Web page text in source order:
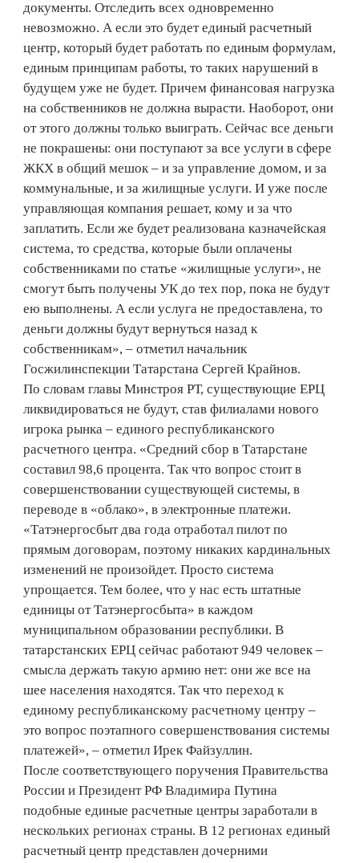
документы. Отследить всех одновременно
невозможно. А если это будет единый расчетный
центр, который будет работать по единым формулам,
единым принципам работы, то таких нарушений в
будущем уже не будет. Причем финансовая нагрузка
на собственников не должна вырасти. Наоборот, они
от этого должны только выиграть. Сейчас все деньги
не покрашены: они поступают за все услуги в сфере
ЖКХ в общий мешок – и за управление домом, и за
коммунальные, и за жилищные услуги. И уже после
управляющая компания решает, кому и за что
заплатить. Если же будет реализована казначейская
система, то средства, которые были оплачены
собственниками по статье «жилищные услуги», не
смогут быть получены УК до тех пор, пока не будут
ею выполнены. А если услуга не предоставлена, то
деньги должны будут вернуться назад к
собственникам», – отметил начальник
Госжилинспекции Татарстана Сергей Крайнов.
По словам главы Минстроя РТ, существующие ЕРЦ
ликвидироваться не будут, став филиалами нового
игрока рынка – единого республиканского
расчетного центра. «Средний сбор в Татарстане
составил 98,6 процента. Так что вопрос стоит в
совершенствовании существующей системы, в
переводе в «облако», в электронные платежи.
«Татэнергосбыт два года отработал пилот по
прямым договорам, поэтому никаких кардинальных
изменений не произойдет. Просто система
упрощается. Тем более, что у нас есть штатные
единицы от Татэнергосбыта» в каждом
муниципальном образовании республики. В
татарстанских ЕРЦ сейчас работают 949 человек –
смысла держать такую армию нет: они же все на
шее населения находятся. Так что переход к
единому республиканскому расчетному центру –
это вопрос поэтапного совершенствования системы
платежей», – отметил Ирек Файзуллин.
После соответствующего поручения Правительства
России и Президент РФ Владимира Путина
подобные единые расчетные центры заработали в
нескольких регионах страны. В 12 регионах единый
расчетный центр представлен дочерними